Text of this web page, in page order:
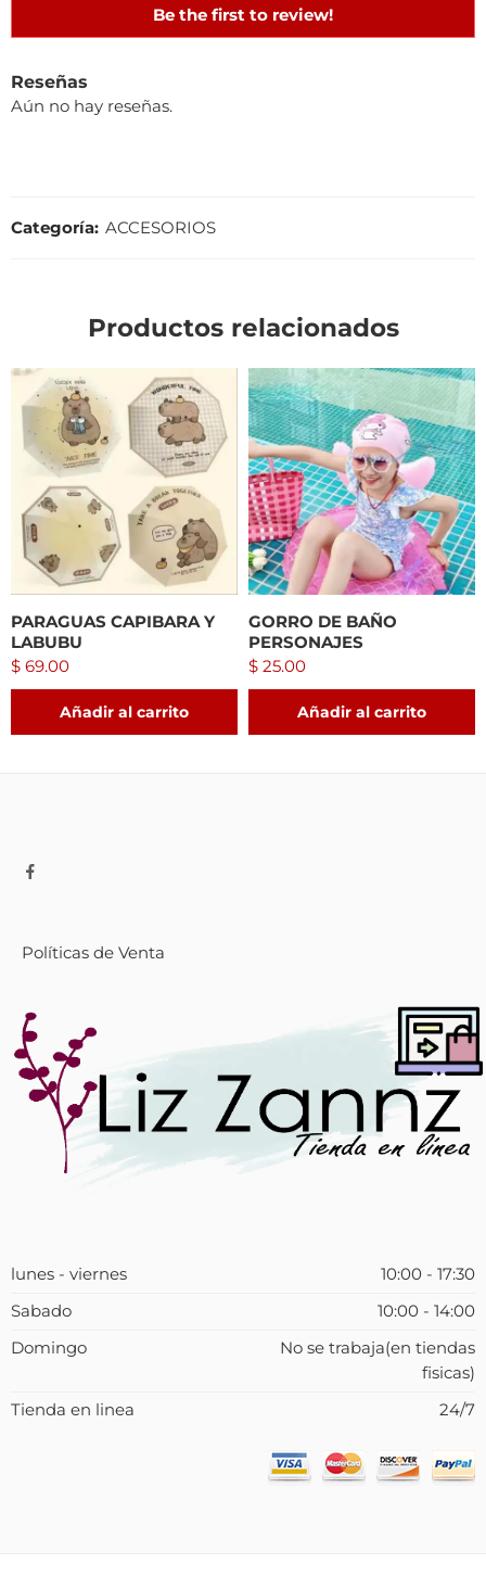
Be the first to review!
Reseñas
Aún no hay reseñas.
Categoría: ACCESORIOS
Productos relacionados
PARAGUAS CAPIBARA Y
LABUBU
$ 69.00
Añadir al carrito
GORRO DE BAÑO
PERSONAJES
$ 25.00
Añadir al carrito
Políticas de Venta
lunes - viernes
10:00 - 17:30
Sabado
10:00 - 14:00
Domingo
No se trabaja(en tiendas
fisicas)
Tienda en linea
24/7